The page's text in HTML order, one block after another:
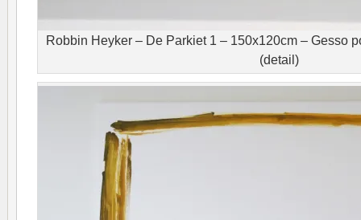
Robbin Heyker – De Parkiet 1 – 150x120cm – Gesso
(detail)